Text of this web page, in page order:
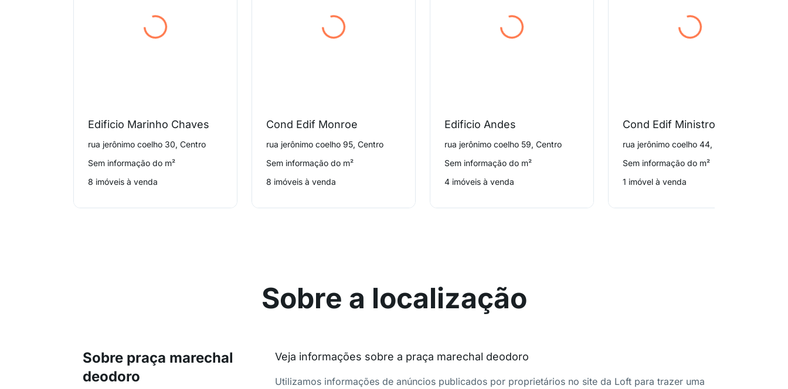
Edificio Marinho Chaves
rua jerônimo coelho 30, Centro
Sem informação do m²
8 imóveis à venda
Cond Edif Monroe
rua jerônimo coelho 95, Centro
Sem informação do m²
8 imóveis à venda
Edificio Andes
rua jerônimo coelho 59, Centro
Sem informação do m²
4 imóveis à venda
rua jerônimo coelho 44, Centro
Sem informação do m²
1 imóvel à venda
Sobre a localização
Sobre praça marechal
deodoro
Veja informações sobre a praça marechal deodoro
Utilizamos informações de anúncios publicados por proprietários no site da Loft para trazer uma